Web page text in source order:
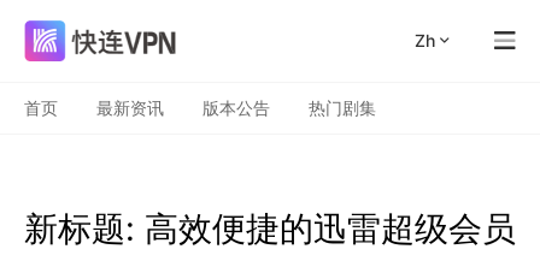
zh
首页 最新资讯 版本公告 热门剧集
新标题: 高效便捷的迅雷超级会员